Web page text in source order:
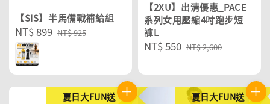
【SIS】半馬備戰補給組
Sale
price
NT$ 899 Regular
NT$ 925
【2XU】出清優惠_PACE
系列女用壓縮4吋跑步短
褲L
Sale
NT$ 550 Regular
NT$ 2,600
夏日大FUN送 夏日大FUN送